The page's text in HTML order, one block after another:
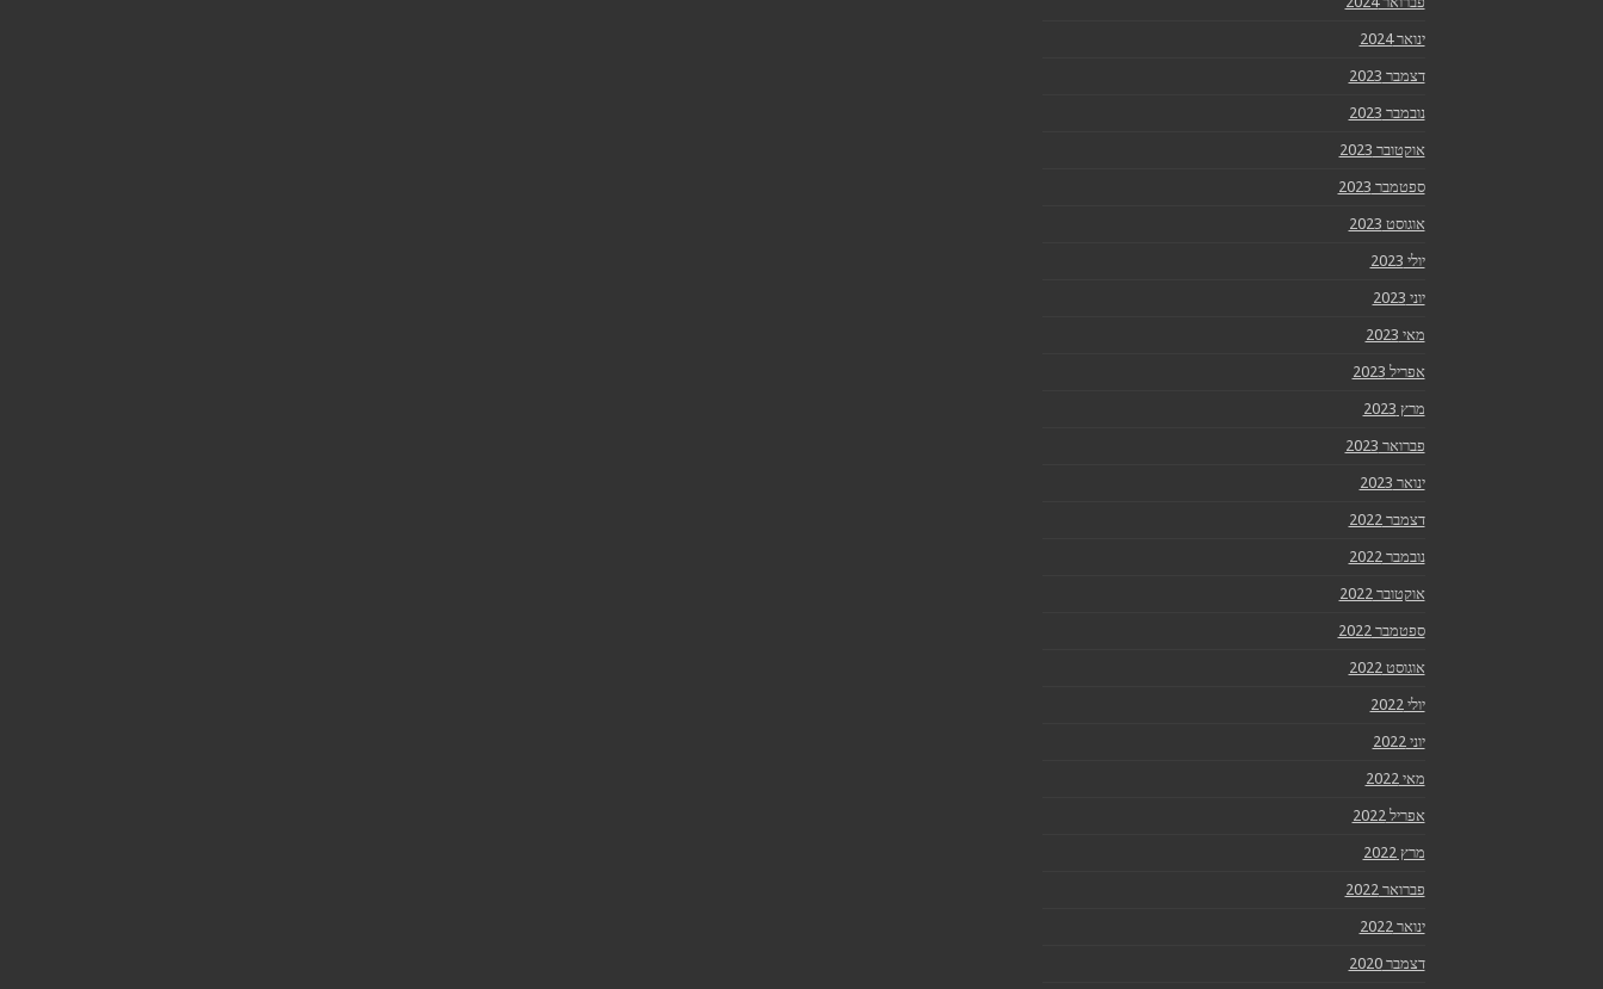
ינואר 2024
דצמבר 2023
נובמבר 2023
אוקטובר 2023
ספטמבר 2023
אוגוסט 2023
יולי 2023
יוני 2023
מאי 2023
אפריל 2023
מרץ 2023
פברואר 2023
ינואר 2023
דצמבר 2022
נובמבר 2022
אוקטובר 2022
ספטמבר 2022
אוגוסט 2022
יולי 2022
יוני 2022
מאי 2022
אפריל 2022
מרץ 2022
פברואר 2022
ינואר 2022
דצמבר 2020